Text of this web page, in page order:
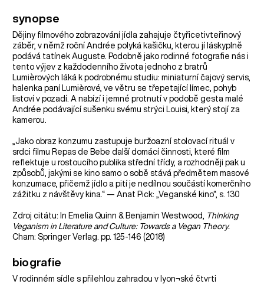
synopse
Dějiny filmového zobrazování jídla zahajuje čtyřicetivteřinový
záběr, v němž roční Andrée polyká kašičku, kterou jí láskyplně
podává tatínek Auguste. Podobně jako rodinné fotografie nás i
tento výjev z každodenního života jednoho z bratrů
Lumièrových láká k podrobnému studiu: miniaturní čajový servis,
halenka paní Lumièrové, ve větru se třepetající límec, pohyb
listoví v pozadí. A nabízí i jemné protnutí v podobě gesta malé
Andrée podávající sušenku svému strýci Louisi, který stojí za
kamerou.
„Jako obraz konzumu zastupuje buržoazní stolovací rituál v
srdci filmu Repas de Bebe další domácí činnosti, které film
reflektuje u rostoucího publika střední třídy, a rozhodněji pak u
způsobů, jakými se kino samo o sobě stává předmětem masové
konzumace, přičemž jídlo a pití je nedílnou součástí komerčního
zážitku z návštěvy kina.“ — Anat Pick: „Veganské kino“, s. 130
Zdroj citátu: In Emelia Quinn & Benjamin Westwood,
Thinking
Veganism in Literature and Culture: Towards a Vegan Theory.
Cham: Springer Verlag. pp. 125-146 (2018)
biografie
V rodinném sídle s přilehlou zahradou v lyon¬ské čtvrti